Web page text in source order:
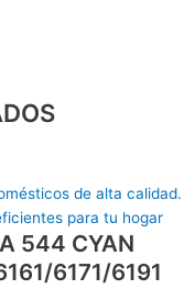
544 CYAN
6171/6191